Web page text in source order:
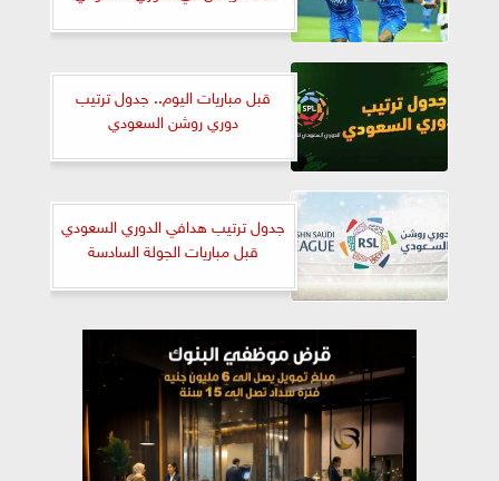
قبل مباريات اليوم.. جدول ترتيب
دوري روشن السعودي
جدول ترتيب هدافي الدوري السعودي
قبل مباريات الجولة السادسة